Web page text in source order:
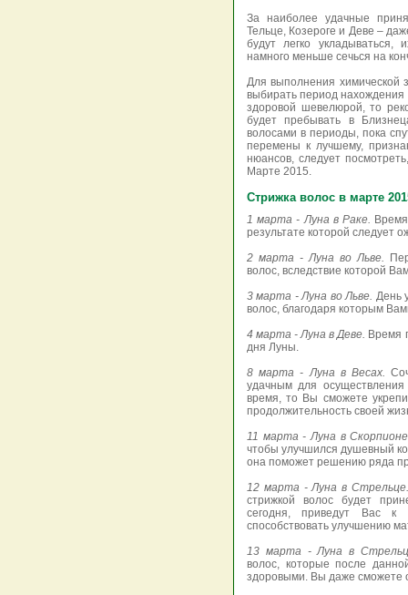
За наиболее удачные
Тельце, Козероге и Деве –
будут легко
намного меньше сечься на
Для выполнения химической
выбирать период
здоровой шевелюрой, то
будет пребывать в
волосами в периоды, пока
перемены к лучшему,
нюансов, следует
Марте 2015.
Стрижка волос в марте
1 марта - Луна в Раке.
результате которой следует
2 марта - Луна во Льве.
волос, вследствие которой
3 марта - Луна во Льве. День
волос, благодаря которым
4 марта - Луна в Деве. Время
дня Луны.
8 марта - Луна в Весах.
удачным для осуществления
время, то Вы сможете
продолжительность своей
11 марта - Луна в
чтобы улучшился душевный
она поможет решению ряда
12 марта - Луна в
стрижкой волос будет
сегодня, приведут Вас к
способствовать улучшению
13 марта - Луна в
волос, которые после
здоровыми. Вы даже сможете